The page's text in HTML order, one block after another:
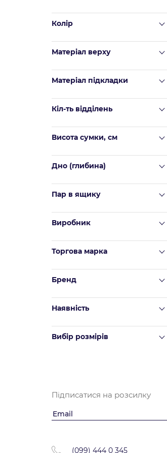
Колір
Матеріал верху
Mатеріал підкладки
Кіл-ть відділень
Висота сумки, см
Дно (глибина)
Пар в ящику
Виробник
Торгова марка
Бренд
Наявність
Вибір розмірів
Підписатися на розсилку
(099) 444 0 345